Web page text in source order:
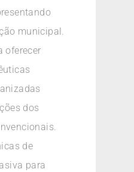
municipal.
oferecer
dos
de
para